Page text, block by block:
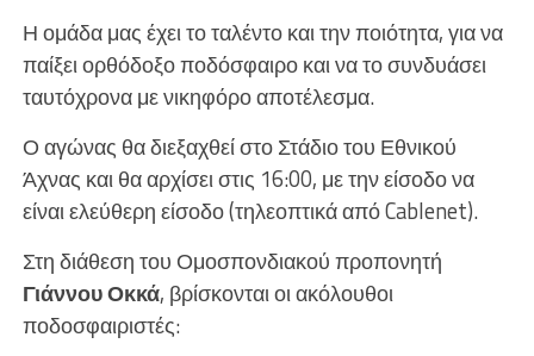
Η ομάδα μας έχει το ταλέντο και την ποιότητα, για να
παίξει ορθόδοξο ποδόσφαιρο και να το συνδυάσει
ταυτόχρονα με νικηφόρο αποτέλεσμα.
Ο αγώνας θα διεξαχθεί στο Στάδιο του Εθνικού
Άχνας και θα αρχίσει στις 16:00, με την είσοδο να
είναι ελεύθερη είσοδο (τηλεοπτικά από Cablenet).
Στη διάθεση του Ομοσπονδιακού προπονητή
Γιάννου Οκκά, βρίσκονται οι ακόλουθοι
ποδοσφαιριστές: